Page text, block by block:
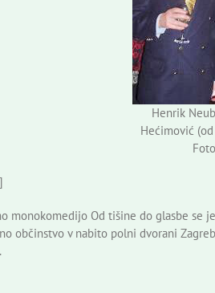
Henrik
Hećimović
monokomedijo Od tišine do glasbe se
občinstvo v nabito polni dvorani